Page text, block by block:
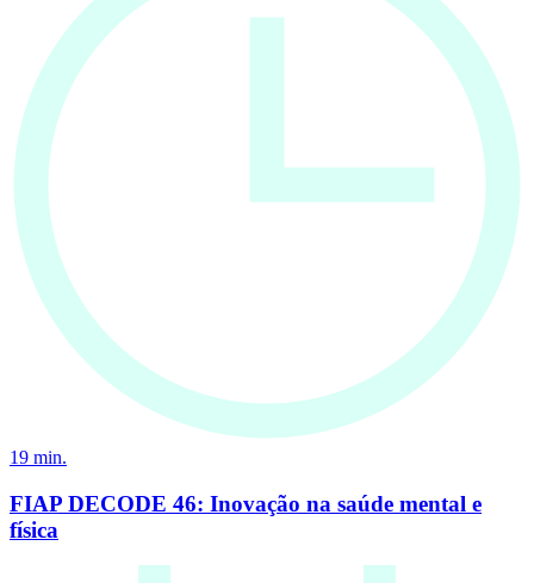
19 min.
FIAP DECODE 46: Inovação na saúde mental e
física